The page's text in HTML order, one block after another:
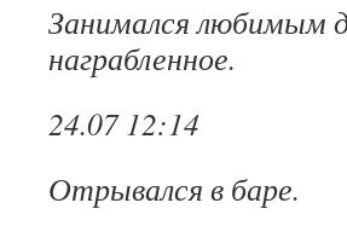
Занимался любимым
награбленное.
24.07 12:14
Отрывался в баре.